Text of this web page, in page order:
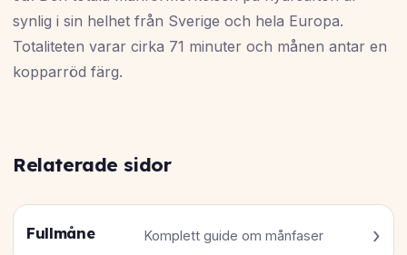
synlig i sin helhet från Sverige och hela Europa.
Totaliteten varar cirka 71 minuter och månen antar en
kopparröd färg.
Relaterade sidor
Fullmåne Komplett guide om månfaser